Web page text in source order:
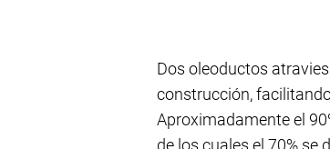
Dos oleoductos
construcción,
Aproximadamente el
de los cuales el 70% se